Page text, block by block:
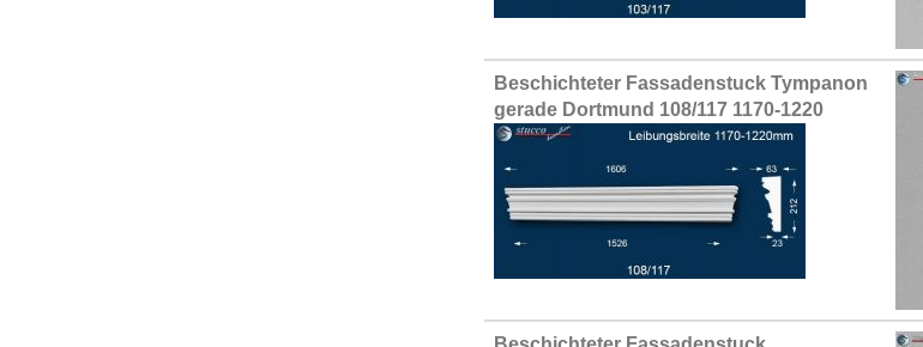
Beschichteter Fassadenstuck Tympanon
gerade Dortmund 108/117 1170-1220